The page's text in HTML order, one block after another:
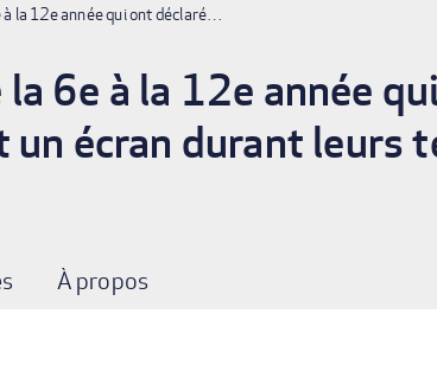
la 12e année qui ont déclaré…
la 6e à la 12e année
un écran durant leurs
À propos